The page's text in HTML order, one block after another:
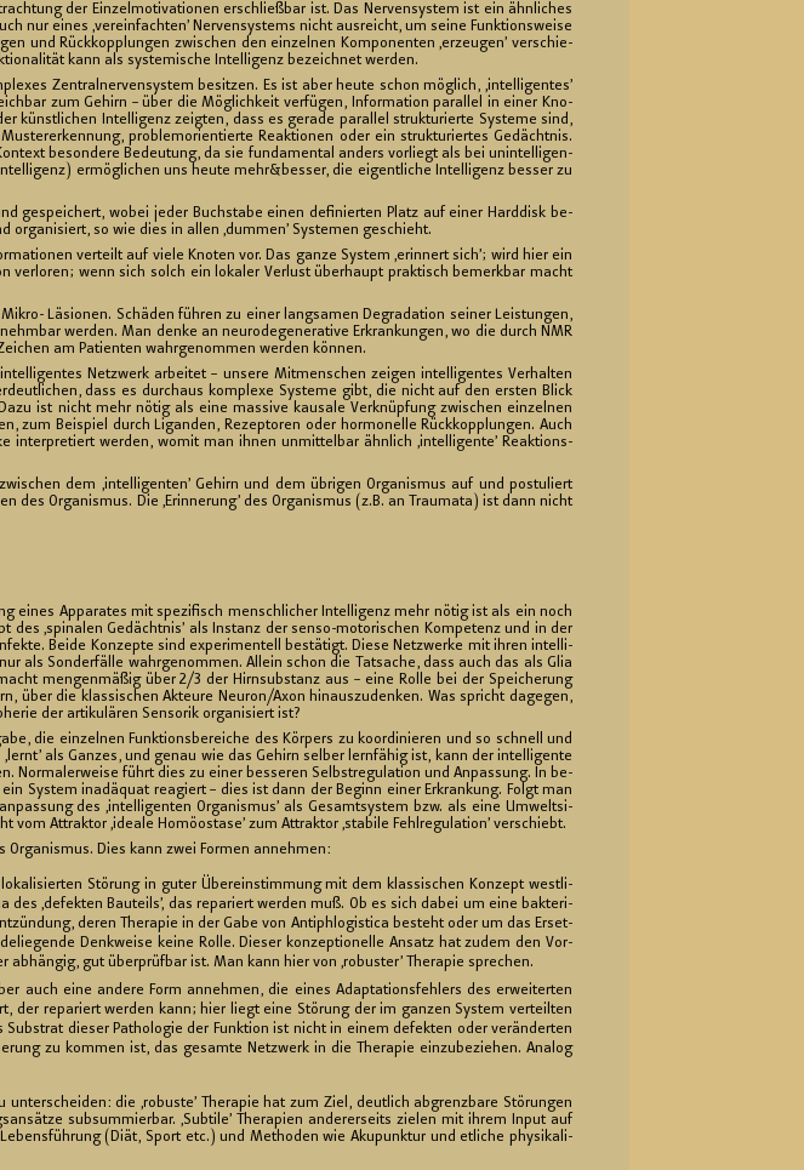
der Einzel­moti­vationen er­schließ­bar ist. Das Ner­ven­sys­tem ist ein ähn­li­ches
nur eines ‚ver­ein­fach­ten’ Ner­ven­sys­tems nicht aus­reicht, um seine Funk­ti­ons­wei­se
und Rück­kopp­lun­gen zwi­schen den ein­zel­nen Kom­po­nen­ten ‚er­zeu­gen’ ver­schie­
kann als sys­te­mi­sche In­tel­li­genz be­zeich­net wer­den.
Zen­tral­ner­ven­sys­tem be­sit­zen. Es ist aber heute schon mög­lich, ‚in­tel­li­gen­tes’
zum Ge­hirn – über die Mög­lich­keit ver­fü­gen, In­for­ma­ti­on par­al­lel in einer Kno­
künst­li­chen In­tel­li­genz zeig­ten, dass es ge­ra­de par­al­lel struk­tu­rier­te Sys­te­me sind,
pro­blem­ori­en­tier­te Re­ak­tio­nen oder ein struk­tu­rier­tes Ge­dächt­nis.
be­son­de­re Be­deu­tung, da sie fun­da­men­tal an­ders vor­liegt als bei un­in­tel­li­gen­
er­mög­li­chen uns heute mehr&bes­ser, die ei­gent­li­che In­tel­li­genz bes­ser zu
ge­spei­chert, wobei jeder Buch­sta­be einen de­fi­nier­ten Platz auf einer Hard­disk be­
so wie dies in allen ‚dum­men’ Sys­te­men ge­schieht.
ver­teilt auf viele Kno­ten vor. Das ganze Sys­tem ‚er­in­nert sich’; wird hier ein
ver­lo­ren; wenn sich solch ein lo­ka­ler Ver­lust über­haupt prak­tisch be­merk­bar macht
Lä­sio­nen. Schä­den füh­ren zu einer lang­sa­men De­gra­da­ti­on sei­ner Leis­tun­gen,
wer­den. Man denke an neu­ro­de­ge­ne­ra­ti­ve Er­kran­kun­gen, wo die durch NMR
am Pa­ti­en­ten wahr­ge­nom­men wer­den kön­nen.
Netz­werk ar­bei­tet – un­se­re Mit­men­schen zei­gen in­tel­li­gen­tes Ver­hal­ten
dass es durch­aus kom­ple­xe Sys­te­me gibt, die nicht auf den ers­ten Blick
ist nicht mehr nötig als eine mas­si­ve kau­sa­le Ver­knüp­fung zwi­schen ein­zel­nen
zum Bei­spiel durch Li­gan­den, Re­zep­to­ren oder hor­mo­nel­le Rück­kopp­lun­gen. Auch
in­ter­pre­tiert wer­den, womit man ihnen un­mit­tel­bar ähn­lich ‚in­tel­li­gen­te’ Re­ak­ti­ons­
dem ‚in­tel­li­gen­ten’ Ge­hirn und dem üb­ri­gen Or­ga­nis­mus auf und pos­tu­liert
des Or­ga­nis­mus. Die ‚Er­in­ne­rung’ des Or­ga­nis­mus (z.B. an Trau­ma­ta) ist dann nicht
eines Ap­pa­ra­tes mit spe­zi­fisch mensch­li­cher In­tel­li­genz mehr nötig ist als ein noch
‚spi­na­len Ge­dächt­nis’ als In­stanz der sen­so-mo­to­ri­schen Kom­pe­tenz und in der
Beide Kon­zep­te sind ex­pe­ri­men­tell be­stä­tigt.Diese Netz­wer­ke mit ihren in­tel­li­
als Son­der­fäl­le wahr­ge­nom­men. Al­lein schon die Tat­sa­che, dass auch das als Glia
men­gen­mä­ßig über 2/3 der Hirn­sub­stanz aus – eine Rolle bei der Spei­che­rung
über die klas­si­schen Ak­teu­re Neu­ron/Axon hin­aus­zu­den­ken. Was spricht da­ge­gen,
der ar­ti­ku­lä­ren Sen­so­rik or­ga­ni­siert ist?
die ein­zel­nen Funk­ti­ons­be­rei­che des Kör­pers zu ko­or­di­nie­ren und so schnell und
als Gan­zes, und genau wie das Ge­hirn sel­ber lern­fä­hig ist, kann der in­tel­li­gen­te
Nor­ma­ler­wei­se führt dies zu einer bes­se­ren Selbst­re­gu­la­ti­on und An­pas­sung. In be­
Sys­tem in­ad­äquat re­agiert – dies ist dann der Be­ginn einer Er­kran­kung. Folgt man
des ‚in­tel­li­gen­ten Or­ga­nis­mus’ als Ge­samt­sys­tem bzw. als eine Um­welt­si­
At­trak­tor ‚idea­le Ho­möo­stase’ zum At­trak­tor ‚sta­bi­le Fehl­re­gu­la­ti­on’ ver­schiebt.
Or­ga­nis­mus. Dies kann zwei For­men an­neh­men:
Stö­rung in guter Über­ein­stim­mung mit dem klas­si­schen Kon­zept west­li­
‚de­fek­ten Bau­teils’, das re­pa­riert wer­den muß. Ob es sich dabei um eine bak­te­ri­
deren The­ra­pie in der Gabe von An­ti­phlo­gis­ti­ca be­steht oder um das Er­set­
Denk­wei­se keine Rolle. Die­ser kon­zep­tio­nel­le An­satz hat zudem den Vor­
gut über­prüf­bar ist. Man kann hier von ‚ro­bus­ter’ The­ra­pie spre­chen.
auch eine an­de­re Form an­neh­men, die eines Ad­ap­ta­ti­ons­feh­lers des er­wei­ter­ten
der re­pa­riert wer­den kann; hier liegt eine Stö­rung der im gan­zen Sys­tem ver­teil­ten
die­ser Pa­tho­lo­gie der Funk­ti­on ist nicht in einem de­fek­ten oder ver­än­der­ten
zu kom­men ist, das ge­sam­te Netz­werk in die The­ra­pie ein­zu­be­zie­hen. Ana­log
die ‚ro­bus­te’ The­ra­pie hat zum Ziel, deut­lich ab­grenz­ba­re Stö­run­gen
sub­sum­mier­bar. ‚Sub­tile’ The­ra­pi­en an­de­rer­seits zie­len mit ihrem Input auf
(Diät, Sport etc.) und Me­tho­den wie Aku­punk­tur und et­li­che phy­si­ka­li­